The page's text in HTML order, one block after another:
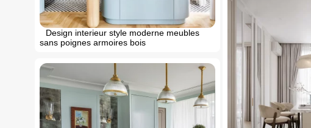
Design interieur style moderne meubles
sans poignes armoires bois